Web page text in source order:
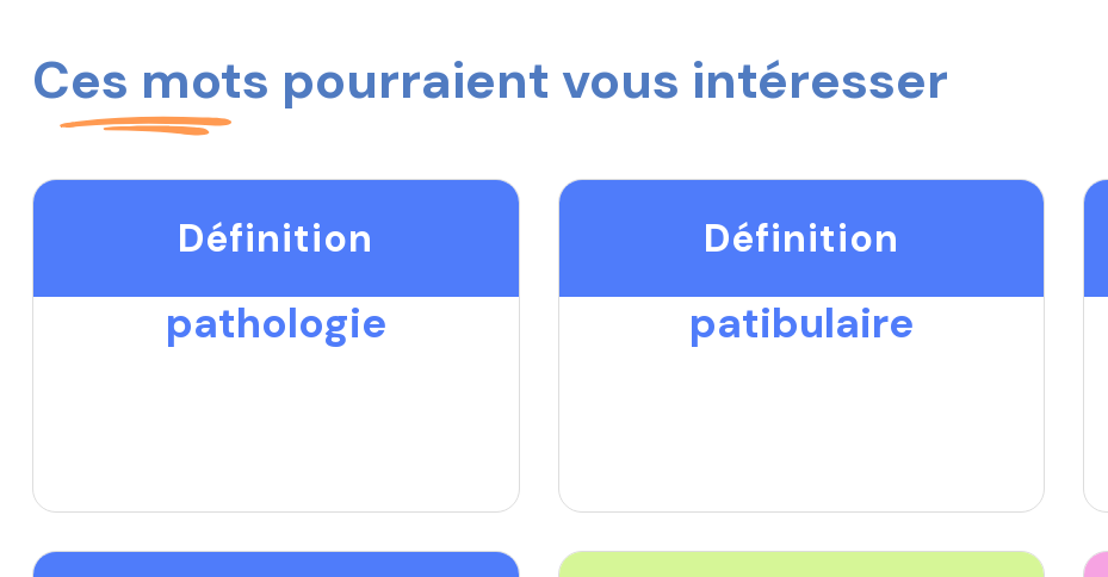
Ces mots pourraient vous intéresser
Définition
pathologie
Définition
patibulaire